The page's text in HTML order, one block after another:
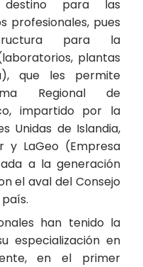
para las
profesionales, pues
para la
plantas
que les permite
Regional de
impartido por la
Unidas de Islandia,
y LaGeo (Empresa
a la generación
el aval del Consejo
han tenido la
especialización en
en el primer